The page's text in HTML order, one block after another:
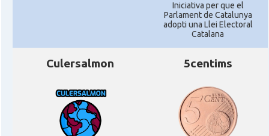
Iniciativa per que el
Parlament de Catalunya
adopti una Llei Electoral
Catalana
Culersalmon 5centims